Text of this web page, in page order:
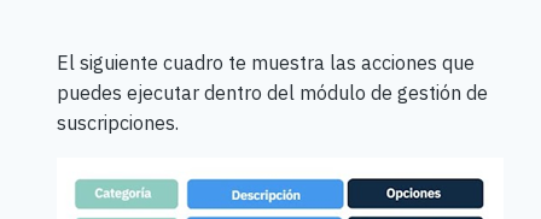
El siguiente cuadro te muestra las acciones que
puedes ejecutar dentro del módulo de gestión de
suscripciones.